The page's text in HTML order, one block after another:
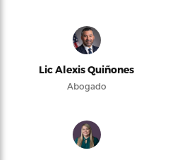
Lic Alexis Quiñones
Abogado